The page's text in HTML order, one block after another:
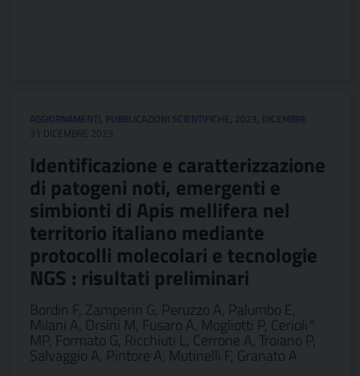
AGGIORNAMENTI, PUBBLICAZIONI SCIENTIFICHE, 2023, DICEMBRE
31 DICEMBRE 2023
Identificazione e caratterizzazione
di patogeni noti, emergenti e
simbionti di Apis mellifera nel
territorio italiano mediante
protocolli molecolari e tecnologie
NGS : risultati preliminari
Bordin F, Zamperin G, Peruzzo A, Palumbo E,
Milani A, Orsini M, Fusaro A, Mogliotti P, Cerioli°
MP, Formato G, Ricchiuti L, Cerrone A, Troiano P,
Salvaggio A, Pintore A, Mutinelli F, Granato A